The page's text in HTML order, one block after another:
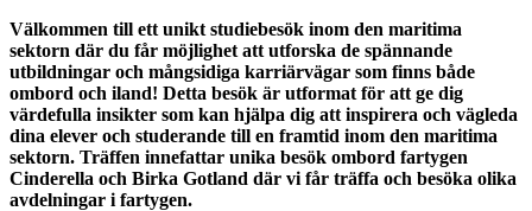
Välkommen till ett unikt studiebesök inom den maritima
sektorn där du får möjlighet att utforska de spännande
utbildningar och mångsidiga karriärvägar som finns både
ombord och iland! Detta besök är utformat för att ge dig
värdefulla insikter som kan hjälpa dig att inspirera och vägleda
dina elever och studerande till en framtid inom den maritima
sektorn. Träffen innefattar unika besök ombord fartygen
Cinderella och Birka Gotland där vi får träffa och besöka olika
avdelningar i fartygen.